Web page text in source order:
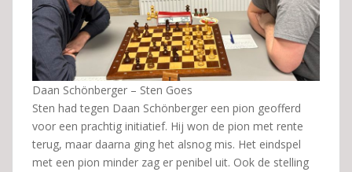
Daan Schönberger – Sten Goes
Sten had tegen Daan Schönberger een pion geofferd
voor een prachtig initiatief. Hij won de pion met rente
terug, maar daarna ging het alsnog mis. Het eindspel
met een pion minder zag er penibel uit. Ook de stelling